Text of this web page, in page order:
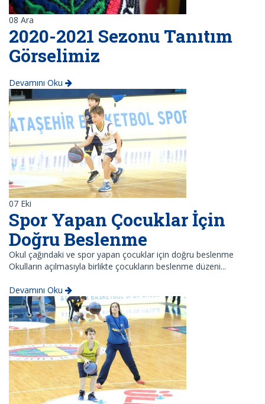
08 Ara
2020-2021 Sezonu Tanıtım
Görselimiz
Devamını Oku
07 Eki
Spor Yapan Çocuklar İçin
Doğru Beslenme
Okul çağındaki ve spor yapan çocuklar için doğru beslenme
Okulların açılmasıyla birlikte çocukların beslenme düzeni...
Devamını Oku